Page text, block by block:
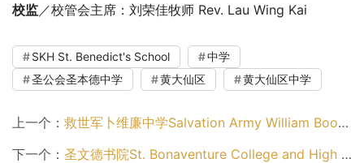
校监 ／校管会主席：刘荣佳牧师 Rev. Lau Wing Kai
SKH St. Benedict's School
中学
圣公会圣本德中学
黄大仙区 黄大仙区中学
上一个： 救世军卜维廉中学Salvation Army William Booth Secondary School（黄大仙区中学）
下一个： 圣文德书院St. Bonaventure College and High School（黄大仙区中学）